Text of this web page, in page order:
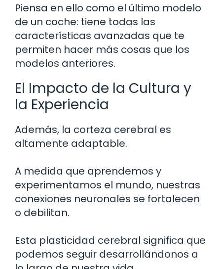
Piensa en ello como el último modelo
de un coche: tiene todas las
características avanzadas que te
permiten hacer más cosas que los
modelos anteriores.
El Impacto de la Cultura y
la Experiencia
Además, la corteza cerebral es
altamente adaptable.
A medida que aprendemos y
experimentamos el mundo, nuestras
conexiones neuronales se fortalecen
o debilitan.
Esta plasticidad cerebral significa que
podemos seguir desarrollándonos a